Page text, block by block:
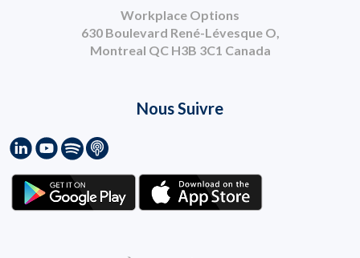
Workplace Options
630 Boulevard René-Lévesque O,
Montreal QC H3B 3C1 Canada
Nous Suivre